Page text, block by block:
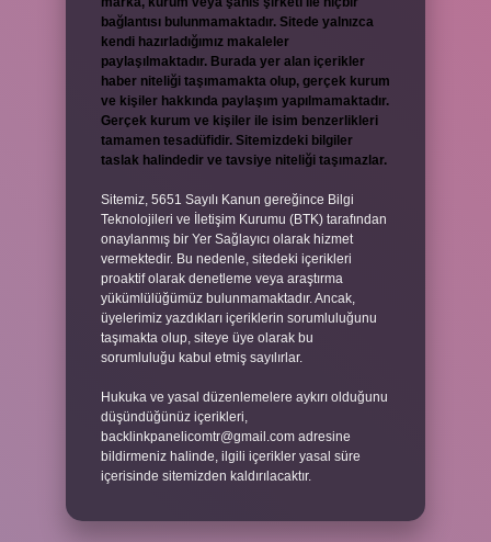
bağlantısı bulunmamaktadır. Sitede yalnızca
kendi hazırladığımız makaleler
paylaşılmaktadır. Burada yer alan içerikler
haber niteliği taşımamakta olup, gerçek kurum
ve kişiler hakkında paylaşım yapılmamaktadır.
Gerçek kurum ve kişiler ile isim benzerlikleri
tamamen tesadüfidir. Sitemizdeki bilgiler
taslak halindedir ve tavsiye niteliği taşımazlar.
Sitemiz, 5651 Sayılı Kanun gereğince Bilgi
Teknolojileri ve İletişim Kurumu (BTK) tarafından
onaylanmış bir Yer Sağlayıcı olarak hizmet
vermektedir. Bu nedenle, sitedeki içerikleri
proaktif olarak denetleme veya araştırma
yükümlülüğümüz bulunmamaktadır. Ancak,
üyelerimiz yazdıkları içeriklerin sorumluluğunu
taşımakta olup, siteye üye olarak bu
sorumluluğu kabul etmiş sayılırlar.
Hukuka ve yasal düzenlemelere aykırı olduğunu
düşündüğünüz içerikleri,
backlinkpanelicomtr@gmail.com adresine
bildirmeniz halinde, ilgili içerikler yasal süre
içerisinde sitemizden kaldırılacaktır.